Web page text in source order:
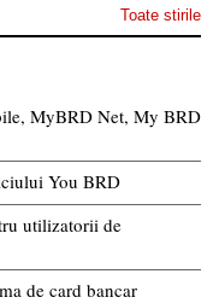
Toate stirile
MyBRD Net, My BRD
You BRD
utilizatorii de
de card bancar